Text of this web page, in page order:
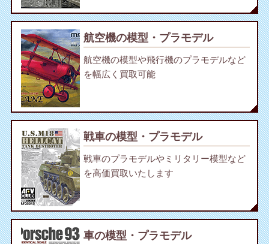
航空機の模型・プラモデル
航空機の模型や飛行機のプラモデルなど
を幅広く買取可能
戦車の模型・プラモデル
戦車のプラモデルやミリタリー模型など
を高価買取いたします
車の模型・プラモデル